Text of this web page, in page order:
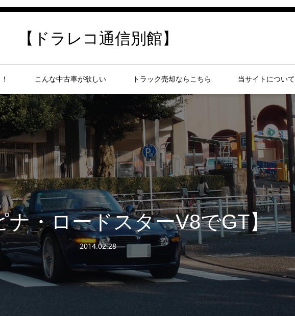
【ドラレコ通信別館】
こんな中古車が欲しい トラック売却ならこちら 当サイトについて
ナ・ロードスターV8でGT】
2014.02.28